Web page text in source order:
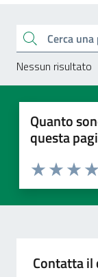
Cerca una parola chiave
Nessun risultato
Quanto
questa
Valuta
Valuta 2
Valuta 1 stelle
Contatta il